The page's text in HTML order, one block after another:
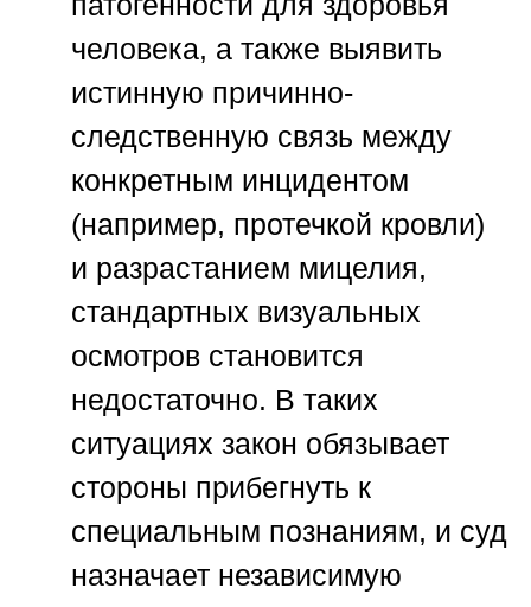
человека, а также выявить
истинную причинно-
следственную связь между
конкретным инцидентом
(например, протечкой кровли)
и разрастанием мицелия,
стандартных визуальных
осмотров становится
недостаточно. В таких
ситуациях закон обязывает
стороны прибегнуть к
специальным познаниям, и суд
назначает независимую